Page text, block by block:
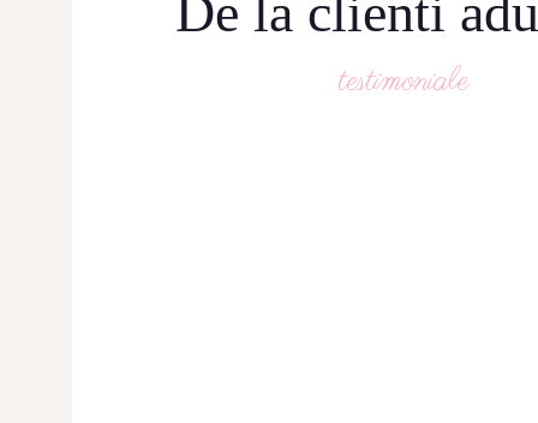
De la clienti
testimoniale